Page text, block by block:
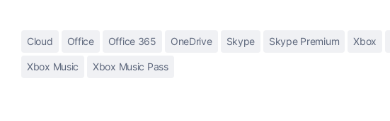
Cloud Office Office 365 OneDrive Skype Skype Premium Xbox
Xbox Music Xbox Music Pass